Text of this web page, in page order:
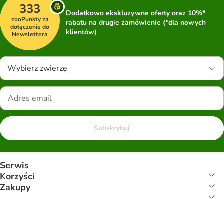
333
zooPunkty za
dołączenie do
Newslettera
Dodatkowo ekskluzywne oferty oraz 10%*
rabatu na drugie zamówienie (*dla nowych
klientów)
Wybierz zwierzę
Subskrybuj
Serwis
Korzyści
Zakupy